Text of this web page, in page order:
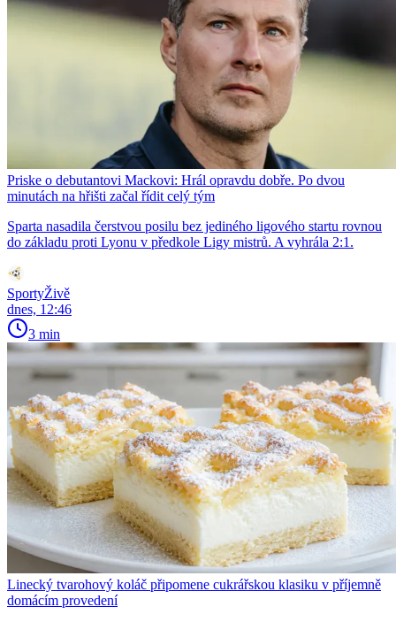
Priske o debutantovi Mackovi: Hrál opravdu dobře. Po dvou
minutách na hřišti začal řídit celý tým
Sparta nasadila čerstvou posilu bez jediného ligového startu rovnou
do základu proti Lyonu v předkole Ligy mistrů. A vyhrála 2:1.
SportyŽivě
dnes, 12:46
3 min
Linecký tvarohový koláč připomene cukrářskou klasiku v příjemně
domácím provedení